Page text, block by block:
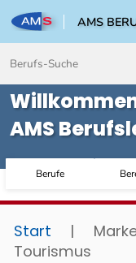
AMS
AMS
Berufe
Start |
Tourismus